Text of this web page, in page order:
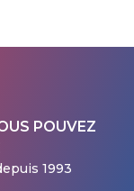
POUVEZ
1993